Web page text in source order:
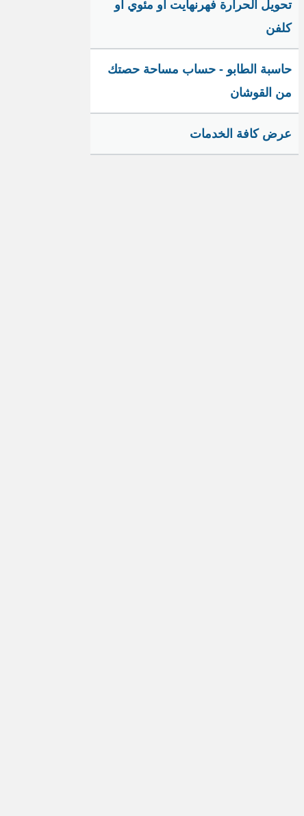
تحويل الحرارة فهرنهايت أو مئوي أو
كلفن
حاسبة الطابو - حساب مساحة حصتك
من القوشان
عرض كافة الخدمات